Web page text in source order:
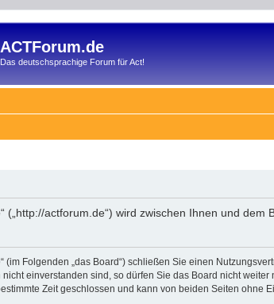
ACTForum.de
Das deutschsprachige Forum für Act!
(„http://actforum.de“) wird zwischen Ihnen und
(im Folgenden „das Board“) schließen Sie einen
einverstanden sind, so dürfen Sie das Board nicht
Zeit geschlossen und kann von beiden Seiten ohne